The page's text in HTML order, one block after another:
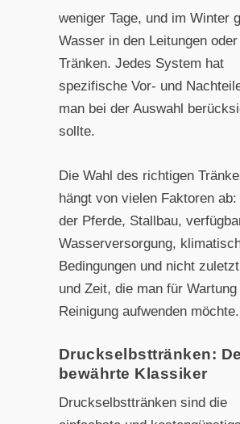
weniger Tage, und im Winter
Wasser in den Leitungen oder
Tränken. Jedes System hat
spezifische Vor- und
man bei der Auswahl
sollte.
Die Wahl des richtigen
hängt von vielen Faktoren ab:
der Pferde, Stallbau,
Wasserversorgung,
Bedingungen und nicht
und Zeit, die man für Wartung
Reinigung aufwenden möchte.
Druckselbsttränken:
bewährte Klassiker
Druckselbsttränken sind die